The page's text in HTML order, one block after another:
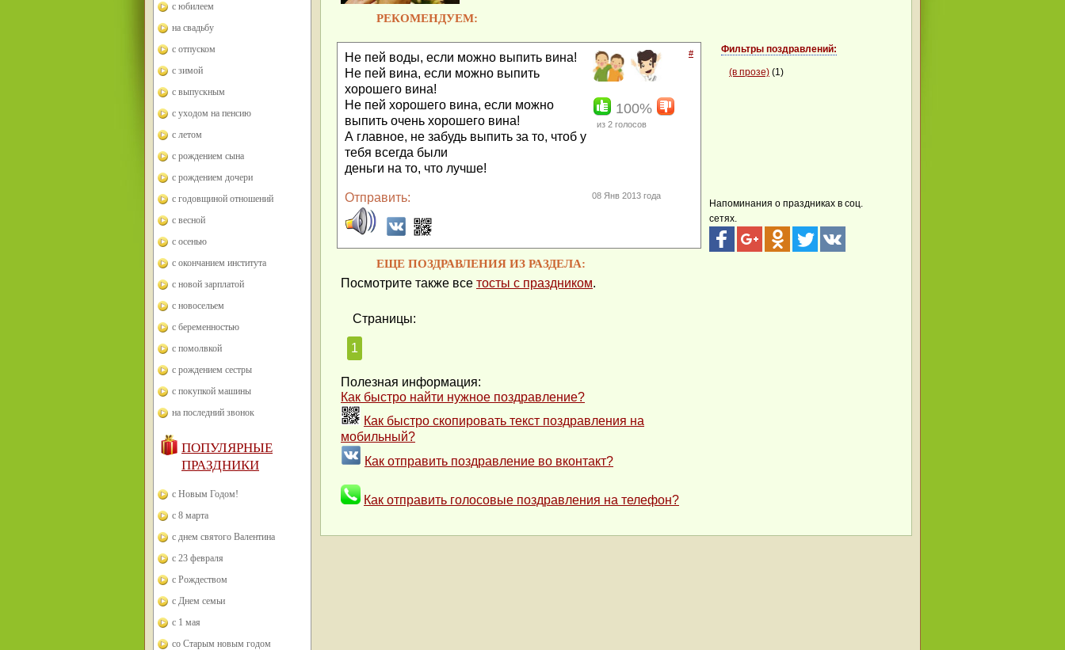
с юбилеем
на свадьбу
с отпуском
с зимой
с выпускным
с уходом на пенсию
с летом
с рождением сына
с рождением дочери
с годовщиной отношений
с весной
с осенью
с окончанием института
с новой зарплатой
с новосельем
с беременностью
с помолвкой
с рождением сестры
с покупкой машины
на последний звонок
ПОПУЛЯРНЫЕ
ПРАЗДНИКИ
с Новым Годом!
с 8 марта
с днем святого Валентина
с 23 февраля
с Рождеством
с Днем семьи
с 1 мая
со Старым новым годом
РЕКОМЕНДУЕМ:
Не пей воды, если можно выпить вина!
Не пей вина, если можно выпить
хорошего вина!
Не пей хорошего вина, если можно
выпить очень хорошего вина!
А главное, не забудь выпить за то, чтоб у
тебя всегда были
деньги на то, что лучше!
#
100%
из 2 голосов
Отправить: 08 Янв 2013 года
ЕЩЕ ПОЗДРАВЛЕНИЯ ИЗ РАЗДЕЛА:
Посмотрите также все тосты с праздником.
Страницы:
1
Полезная информация:
Как быстро найти нужное поздравление?
Как быстро скопировать текст поздравления на
мобильный?
Как отправить поздравление во вконтакт?
Как отправить голосовые поздравления на телефон?
Фильтры поздравлений:
(в прозе) (1)
Напоминания о праздниках в соц.
сетях.